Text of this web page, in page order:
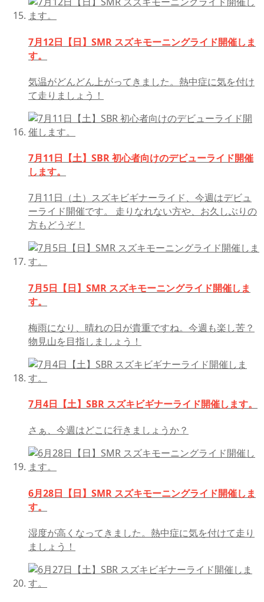
7月12日【日】SMR スズキモーニングライド開催しま
す。
気温がどんどん上がってきました。熱中症に気を付け
て走りましょう！
7月11日【土】SBR 初心者向けのデビューライド開催
します。
7月11日（土）スズキビギナーライド、今週はデビュ
ーライド開催です。 走りなれない方や、お久しぶりの
方もどうぞ！
7月5日【日】SMR スズキモーニングライド開催しま
す。
梅雨になり、晴れの日が貴重ですね。今週も楽し苦？
物見山を目指しましょう！
7月4日【土】SBR スズキビギナーライド開催します。
さぁ、今週はどこに行きましょうか？
6月28日【日】SMR スズキモーニングライド開催しま
す。
湿度が高くなってきました。熱中症に気を付けて走り
ましょう！